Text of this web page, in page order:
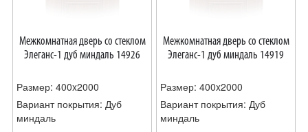
Межкомнатная дверь со стеклом
Элеганс-1 дуб миндаль 14926
Размер: 400x2000
Вариант покрытия: Дуб
миндаль
Межкомнатная дверь со стеклом
Элеганс-1 дуб миндаль 14919
Размер: 400x2000
Вариант покрытия: Дуб
миндаль